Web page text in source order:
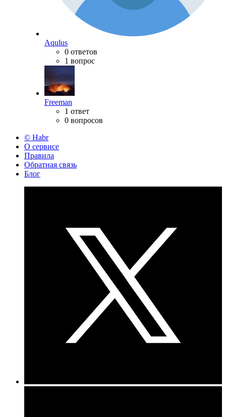
Aqulus
0 ответов
1 вопрос
Freeman
1 ответ
0 вопросов
© Habr
О сервисе
Правила
Обратная связь
Блог